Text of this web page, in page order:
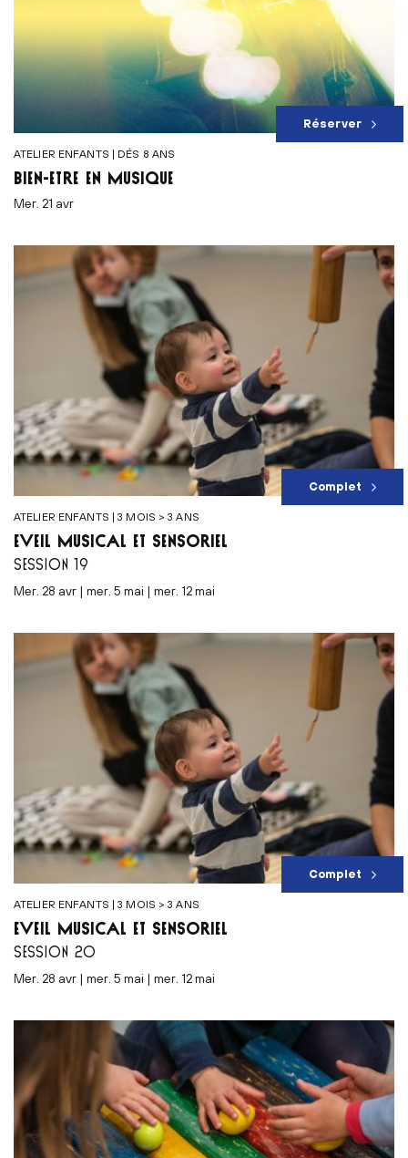
ATELIER ENFANTS | DÉS 8 ANS
BIEN-ÊTRE EN MUSIQUE
mer. 21 avr
Réserver
ATELIER ENFANTS | 3 MOIS > 3 ANS
ÉVEIL MUSICAL ET SENSORIEL
SESSION 19
mer. 28 avr | mer. 5 mai | mer. 12 mai
Complet
ATELIER ENFANTS | 3 MOIS > 3 ANS
ÉVEIL MUSICAL ET SENSORIEL
SESSION 20
mer. 28 avr | mer. 5 mai | mer. 12 mai
Complet